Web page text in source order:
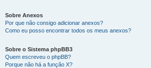
Sobre Anexos
Por que não consigo adicionar anexos?
Como eu posso encontrar todos os meus anexos?
Sobre o Sistema phpBB3
Quem escreveu o phpBB?
Porque não há a função X?